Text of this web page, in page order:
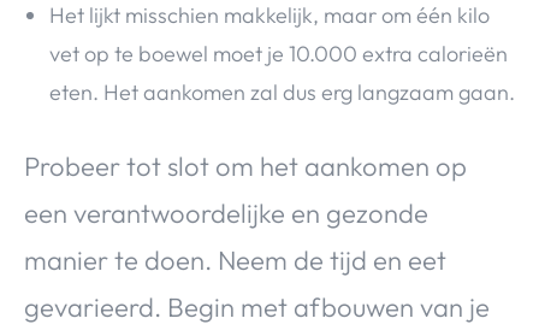
Het lijkt misschien makkelijk, maar om één kilo
vet op te boewel moet je 10.000 extra calorieën
eten. Het aankomen zal dus erg langzaam gaan.
Probeer tot slot om het aankomen op
een verantwoordelijke en gezonde
manier te doen. Neem de tijd en eet
gevarieerd. Begin met afbouwen van je